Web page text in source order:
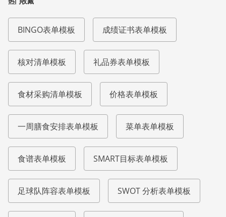
BINGO表单模板 成绩证书表单模板
核对清单模板 礼品券表单模板
食材采购清单模板 价格表单模板
一周膳食安排表单模板 菜单表单模板
食谱表单模板 SMART目标表单模板
足球队阵容表单模板 SWOT 分析表单模板